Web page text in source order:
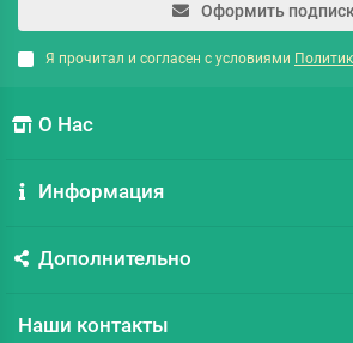
Оформить
Я прочитал и согласен с условиями
О Нас
Информация
Дополнительно
Наши контакты